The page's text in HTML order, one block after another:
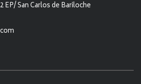
EP/ San Carlos de Bariloche